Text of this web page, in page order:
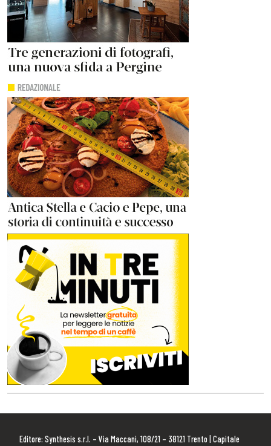
Editore: Synthesis s.r.l. – Via Maccani, 108/21 – 38121 Trento | Capitale